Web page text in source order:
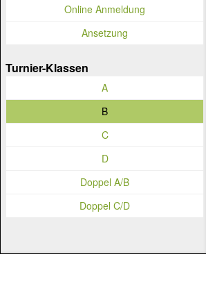
Online Anmeldung
Ansetzung
Turnier-Klassen
A
B
C
D
Doppel A/B
Doppel C/D